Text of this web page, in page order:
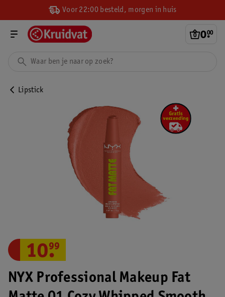
Voor 22:00 besteld, morgen in huis
0.
00
Lipstick
NYX Professional Makeup Fat
10.
99